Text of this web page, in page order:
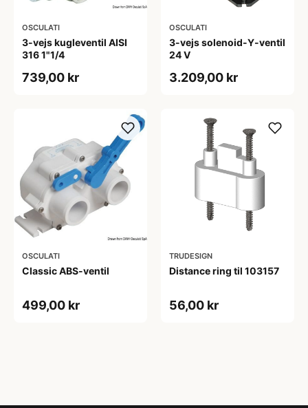
OSCULATI
3-vejs kugleventil AISI
316 1"1/4
739,00 kr
OSCULATI
3-vejs solenoid-Y-ventil
24 V
3.209,00 kr
OSCULATI
Classic ABS-ventil
499,00 kr
TRUDESIGN
Distance ring til 103157
56,00 kr